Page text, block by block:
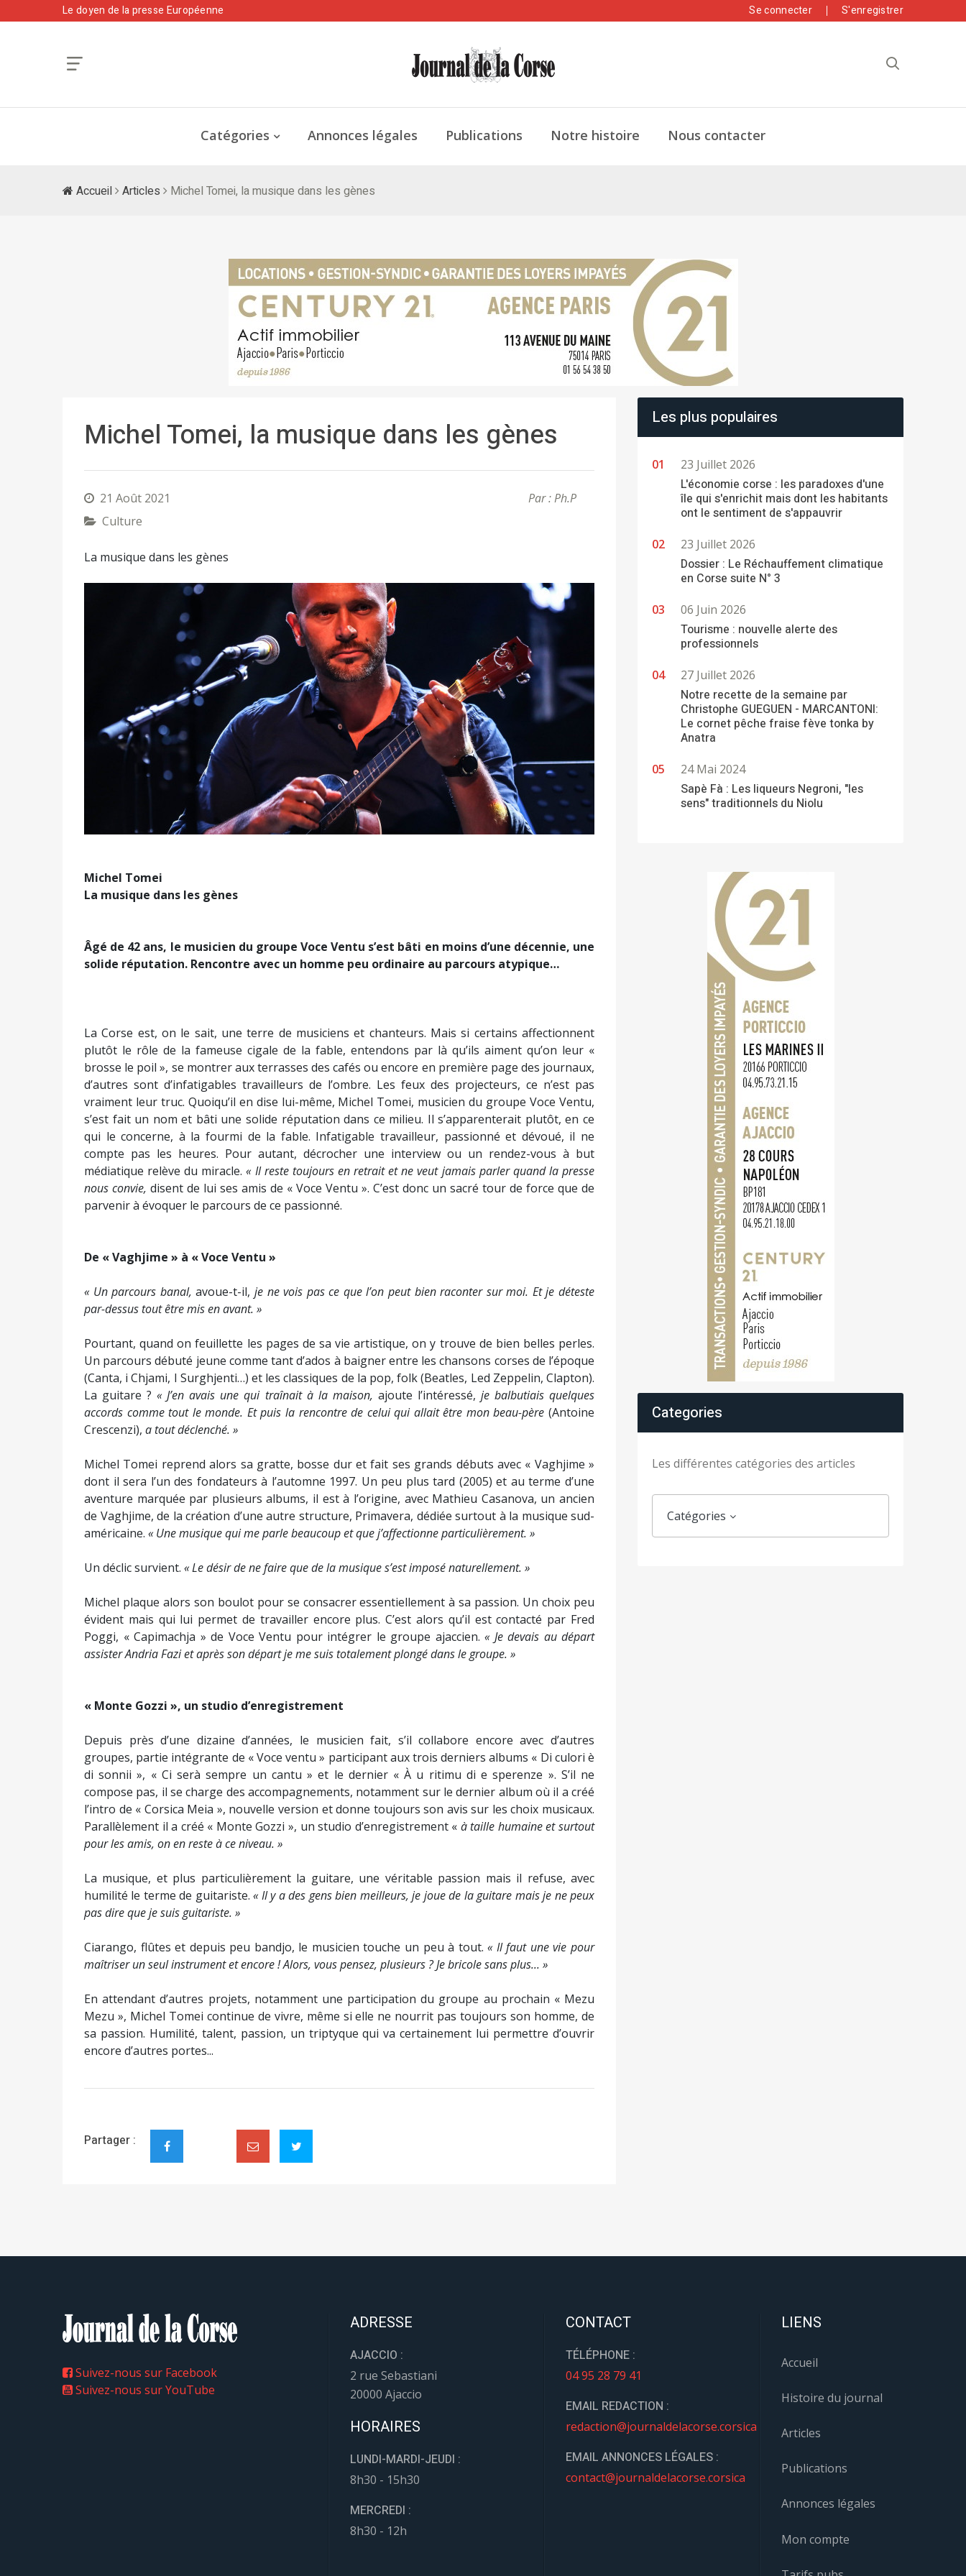
Le doyen de la presse Européenne Se connecter S'enregistrer
Catégories Annonces légales Publications Notre histoire Nous contacter
Accueil Articles Michel Tomei, la musique dans les gènes
Michel Tomei, la musique dans les gènes
21 Août 2021
Par : Ph.P
Culture
La musique dans les gènes
Michel Tomei
La musique dans les gènes
Âgé de 42 ans, le musicien du groupe Voce Ventu s’est bâti en moins d’une décennie, une
solide réputation. Rencontre avec un homme peu ordinaire au parcours atypique…
La Corse est, on le sait, une terre de musiciens et chanteurs. Mais si certains affectionnent
plutôt le rôle de la fameuse cigale de la fable, entendons par là qu’ils aiment qu’on leur «
brosse le poil », se montrer aux terrasses des cafés ou encore en première page des journaux,
d’autres sont d’infatigables travailleurs de l’ombre. Les feux des projecteurs, ce n’est pas
vraiment leur truc. Quoiqu’il en dise lui-même, Michel Tomei, musicien du groupe Voce Ventu,
s’est fait un nom et bâti une solide réputation dans ce milieu. Il s’apparenterait plutôt, en ce
qui le concerne, à la fourmi de la fable. Infatigable travailleur, passionné et dévoué, il ne
compte pas les heures. Pour autant, décrocher une interview ou un rendez-vous à but
médiatique relève du miracle.« Il reste toujours en retrait et ne veut jamais parler quand la presse
nous convie, disent de lui ses amis de « Voce Ventu ». C’est donc un sacré tour de force que de
parvenir à évoquer le parcours de ce passionné.
De « Vaghjime » à « Voce Ventu »
« Un parcours banal,avoue-t-il, je ne vois pas ce que l’on peut bien raconter sur moi. Et je déteste
par-dessus tout être mis en avant. »
Pourtant, quand on feuillette les pages de sa vie artistique, on y trouve de bien belles perles.
Un parcours débuté jeune comme tant d’ados à baigner entre les chansons corses de l’époque
(Canta, i Chjami, I Surghjenti…) et les classiques de la pop, folk (Beatles, Led Zeppelin, Clapton).
La guitare ?« J’en avais une qui traînait à la maison, ajoute l’intéressé, je balbutiais quelques
accords comme tout le monde. Et puis la rencontre de celui qui allait être mon beau-père (Antoine
Crescenzi), a tout déclenché. »
Michel Tomei reprend alors sa gratte, bosse dur et fait ses grands débuts avec « Vaghjime »
dont il sera l’un des fondateurs à l’automne 1997. Un peu plus tard (2005) et au terme d’une
aventure marquée par plusieurs albums, il est à l’origine, avec Mathieu Casanova, un ancien
de Vaghjime, de la création d’une autre structure, Primavera, dédiée surtout à la musique sud-
américaine. « Une musique qui me parle beaucoup et que j’affectionne particulièrement. »
Un déclic survient. « Le désir de ne faire que de la musique s’est imposé naturellement. »
Michel plaque alors son boulot pour se consacrer essentiellement à sa passion. Un choix peu
évident mais qui lui permet de travailler encore plus. C’est alors qu’il est contacté par Fred
Poggi, « Capimachja » de Voce Ventu pour intégrer le groupe ajaccien. « Je devais au départ
assister Andria Fazi et après son départ je me suis totalement plongé dans le groupe. »
« Monte Gozzi », un studio d’enregistrement
Depuis près d’une dizaine d’années, le musicien fait, s’il collabore encore avec d’autres
groupes, partie intégrante de « Voce ventu » participant aux trois derniers albums « Di culori è
di sonnii », « Ci serà sempre un cantu » et le dernier « À u ritimu di e sperenze ». S’il ne
compose pas, il se charge des accompagnements, notamment sur le dernier album où il a créé
l’intro de « Corsica Meia », nouvelle version et donne toujours son avis sur les choix musicaux.
Parallèlement il a créé « Monte Gozzi », un studio d’enregistrement « à taille humaine et surtout
pour les amis, on en reste à ce niveau. »
La musique, et plus particulièrement la guitare, une véritable passion mais il refuse, avec
humilité le terme de guitariste.« Il y a des gens bien meilleurs, je joue de la guitare mais je ne peux
pas dire que je suis guitariste. »
Ciarango, flûtes et depuis peu bandjo, le musicien touche un peu à tout.« Il faut une vie pour
maîtriser un seul instrument et encore ! Alors, vous pensez, plusieurs ? Je bricole sans plus... »
En attendant d’autres projets, notamment une participation du groupe au prochain « Mezu
Mezu », Michel Tomei continue de vivre, même si elle ne nourrit pas toujours son homme, de
sa passion. Humilité, talent, passion, un triptyque qui va certainement lui permettre d’ouvrir
encore d’autres portes...
Partager :
Les plus populaires
23 Juillet 2026
L'économie corse : les paradoxes d'une
île qui s'enrichit mais dont les habitants
ont le sentiment de s'appauvrir
23 Juillet 2026
Dossier : Le Réchauffement climatique
en Corse suite N° 3
06 Juin 2026
Tourisme : nouvelle alerte des
professionnels
27 Juillet 2026
Notre recette de la semaine par
Christophe GUEGUEN - MARCANTONI:
Le cornet pêche fraise fève tonka by
Anatra
24 Mai 2024
Sapè Fà : Les liqueurs Negroni, "les
sens" traditionnels du Niolu
Categories
Les différentes catégories des articles
Catégories
Suivez-nous sur Facebook
Suivez-nous sur YouTube
ADRESSE
AJACCIO :
2 rue Sebastiani
20000 Ajaccio
HORAIRES
LUNDI-MARDI-JEUDI :
8h30 - 15h30
MERCREDI :
8h30 - 12h
CONTACT
TÉLÉPHONE :
04 95 28 79 41
EMAIL REDACTION :
redaction@journaldelacorse.corsica
EMAIL ANNONCES LÉGALES :
contact@journaldelacorse.corsica
LIENS
Accueil
Histoire du journal
Articles
Publications
Annonces légales
Mon compte